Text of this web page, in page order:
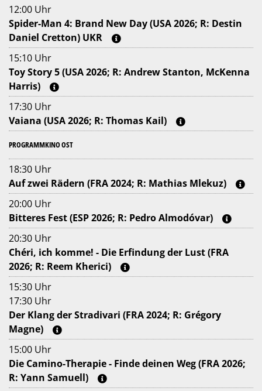
12:00 Uhr
Spider-Man 4: Brand New Day (USA 2026; R: Destin
Daniel Cretton) UKR
15:10 Uhr
Toy Story 5 (USA 2026; R: Andrew Stanton, McKenna
Harris)
17:30 Uhr
Vaiana (USA 2026; R: Thomas Kail)
PROGRAMMKINO OST
18:30 Uhr
Auf zwei Rädern (FRA 2024; R: Mathias Mlekuz)
20:00 Uhr
Bitteres Fest (ESP 2026; R: Pedro Almodóvar)
20:30 Uhr
Chéri, ich komme! - Die Erfindung der Lust (FRA
2026; R: Reem Kherici)
15:30 Uhr
17:30 Uhr
Der Klang der Stradivari (FRA 2024; R: Grégory
Magne)
15:00 Uhr
Die Camino-Therapie - Finde deinen Weg (FRA 2026;
R: Yann Samuell)